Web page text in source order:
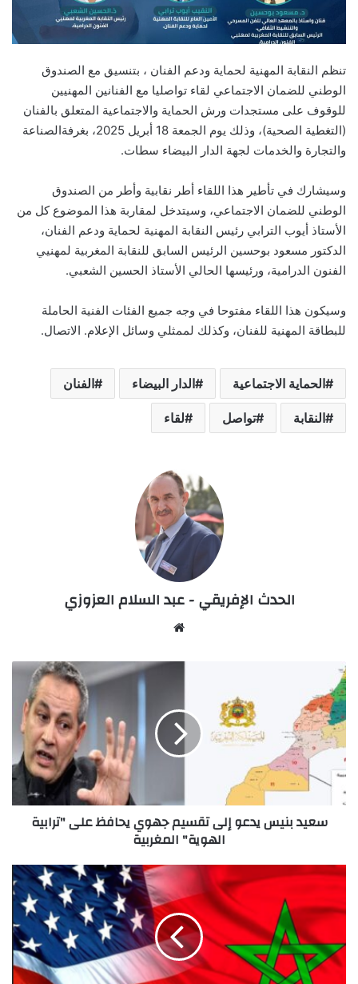
تنظم النقابة المهنية لحماية ودعم الفنان ، بتنسيق مع الصندوق
الوطني للضمان الاجتماعي لقاء تواصليا مع الفنانين المهنيين
للوقوف على مستجدات ورش الحماية والاجتماعية المتعلق بالفنان
(التغطية الصحية)، وذلك يوم الجمعة 18 أبريل 2025، بغرفةالصناعة
والتجارة والخدمات لجهة الدار البيضاء سطات.
وسيشارك في تأطير هذا اللقاء أطر نقابية وأطر من الصندوق
الوطني للضمان الاجتماعي، وسيتدخل لمقاربة هذا الموضوع كل من
الأستاذ أيوب الترابي رئيس النقابة المهنية لحماية ودعم الفنان،
الدكتور مسعود بوحسين الرئيس السابق للنقابة المغربية لمهنيي
الفنون الدرامية، ورئيسها الحالي الأستاذ الحسين الشعبي.
وسيكون هذا اللقاء مفتوحا في وجه جميع الفئات الفنية الحاملة
للبطاقة المهنية للفنان، وكذلك لممثلي وسائل الإعلام. الاتصال.
الحماية الاجتماعية الدار البيضاء الفنان
النقابة تواصل لقاء
الحدث الإفريقي - عبد السلام العزوزي
سعيد
بنيس
يدعو
إلى
تقسيم
جهوي
يحافظ
على
"ترابية
الهوية"سعيد بنيس يدعو إلى تقسيم جهوي يحافظ على "ترابية
الهوية" المغربية
العلاقات
الأمريكية:
شراكة
إستراتيجية
ومواقف